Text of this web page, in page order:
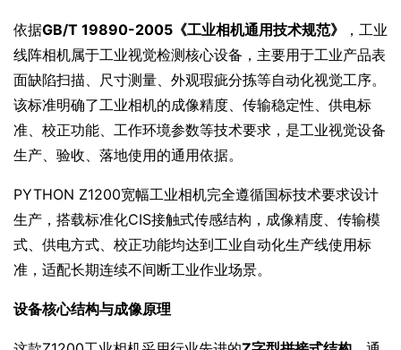
依据GB/T 19890-2005《工业相机通用技术规范》
，工业
线阵相机属于工业视觉检测核心设备，主要用于工业产品表
面缺陷扫描、尺寸测量、外观瑕疵分拣等自动化视觉工序。
该标准明确了工业相机的成像精度、传输稳定性、供电标
准、校正功能、工作环境参数等技术要求，是工业视觉设备
生产、验收、落地使用的通用依据。
PYTHON Z1200宽幅工业相机完全遵循国标技术要求设计
生产，搭载标准化CIS接触式传感结构，成像精度、传输模
式、供电方式、校正功能均达到工业自动化生产线使用标
准，适配长期连续不间断工业作业场景。
设备核心结构与成像原理